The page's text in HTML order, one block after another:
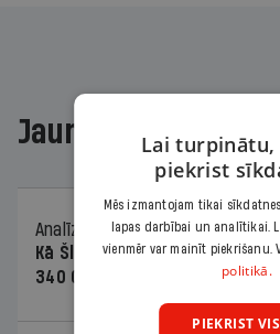
Jaunākajā žurnālā
Analīze
06.08.2026.
Kā Šlesera partija palika
340 000 vērtu reklāmas
Lai turpinātu,
piekrist
Mēs izmantojam tikai
lapas darbībai un analītikai.
vienmēr var mainīt piekrišanu.
politikā.
PIEKRIST